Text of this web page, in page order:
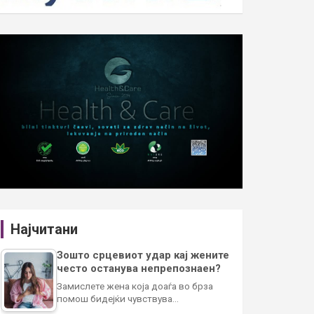
Најчитани
Зошто срцевиот удар кај жените
често останува непрепознаен?
Замислете жена која доаѓа во брза
помош бидејќи чувствува…